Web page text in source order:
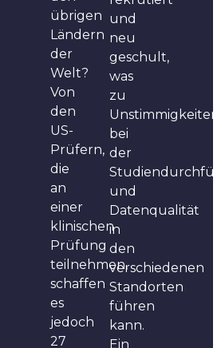
übrigen
Ländern
der
Welt?
Von
den
US-
Prüfern,
die
an
einer
klinischen
Prüfung
teilnehmen,
schaffen
es
jedoch
27
und
neu
geschult,
was
zu
Unstimmigkeiten
bei
der
und
Datenqualität
in
den
verschiedenen
Standorten
führen
kann.
Ein